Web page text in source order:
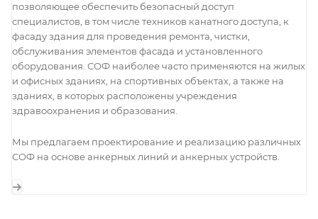
позволяющее обеспечить безопасный доступ
специалистов, в том числе техников канатного доступа, к
фасаду здания для проведения ремонта, чистки,
обслуживания элементов фасада и установленного
оборудования. СОФ наиболее часто применяются на жилых
и офисных зданиях, на спортивных объектах, а также на
зданиях, в которых расположены учреждения
здравоохранения и образования.
Мы предлагаем проектирование и реализацию различных
СОФ на основе анкерных линий и анкерных устройств.